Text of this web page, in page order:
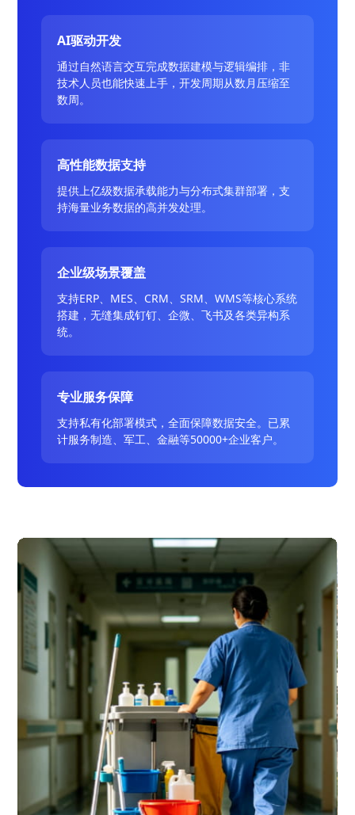
AI驱动开发
通过自然语言交互完成数据建模与逻辑编排，非
技术人员也能快速上手，开发周期从数月压缩至
数周。
高性能数据支持
提供上亿级数据承载能力与分布式集群部署，支
持海量业务数据的高并发处理。
企业级场景覆盖
支持ERP、MES、CRM、SRM、WMS等核心系统
搭建，无缝集成钉钉、企微、飞书及各类异构系
统。
专业服务保障
支持私有化部署模式，全面保障数据安全。已累
计服务制造、军工、金融等50000+企业客户。